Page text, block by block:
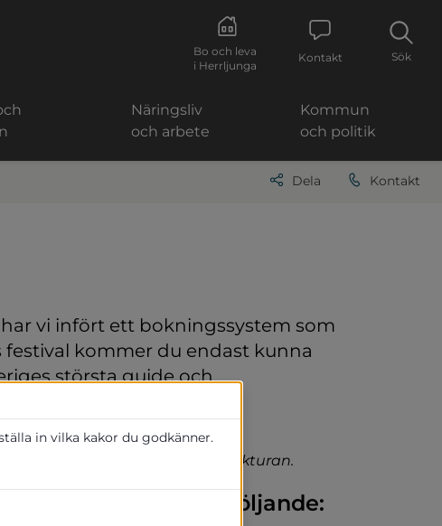
Bo och leva
i Herrljunga
Kontakt Sök
Näringsliv
och arbete
Kommun
och politik
Dela Kontakt
vi infört ett bokningssystem som
kommer du endast kunna
till annan webbplats.
största guide och
från oss via BokaMarknad.
som referens när ni betalar fakturan.
BokaMarknad, gör följande:
in vilka kakor du godkänner.